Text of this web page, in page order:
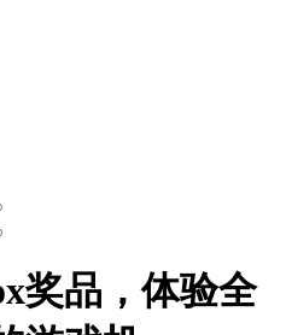
奖品，体验全